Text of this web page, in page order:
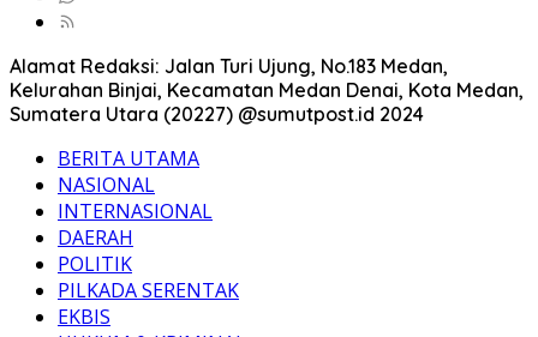
Alamat Redaksi: Jalan Turi Ujung, No.183 Medan,
Kelurahan Binjai, Kecamatan Medan Denai, Kota Medan,
Sumatera Utara (20227) @sumutpost.id 2024
BERITA UTAMA
NASIONAL
INTERNASIONAL
DAERAH
POLITIK
PILKADA SERENTAK
EKBIS